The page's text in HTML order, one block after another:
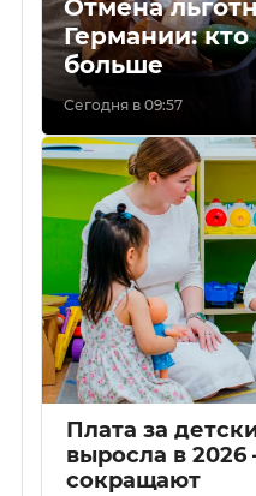
Отмена
Германии: кто
больше
Сегодня в 09:57
Плата за
выросла в
сокращают